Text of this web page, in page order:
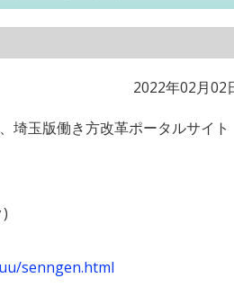
2022年02月02
埼玉版働き方改革ポータルサイト
senngen.html